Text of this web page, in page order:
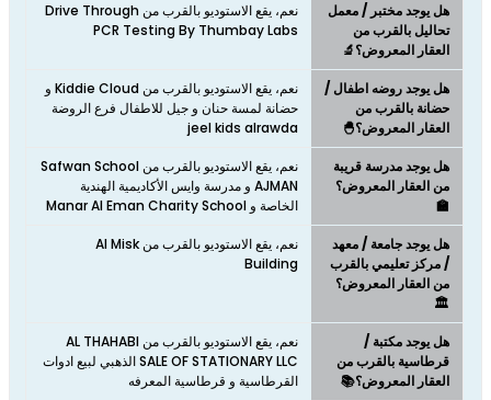
هل يوجد مختبر / معمل
تحاليل بالقرب من
العقار المعروض؟🔬
نعم، يقع الاستوديو بالقرب من Drive Through
PCR Testing By Thumbay Labs
هل يوجد روضه اطفال /
حضانة بالقرب من
العقار المعروض؟🐣
نعم، يقع الاستوديو بالقرب من Kiddie Cloud و
حضانة لمسة حنان و جيل للاطفال فرع الروضة
jeel kids alrawda
هل يوجد مدرسة قريبة
من العقار المعروض؟
🏫
نعم، يقع الاستوديو بالقرب من Safwan School
AJMAN و مدرسة وايس الأكاديمية الهندية
الخاصة و Manar Al Eman Charity School
هل يوجد جامعة / معهد
/ مركز تعليمي بالقرب
من العقار المعروض؟
🏛️
نعم، يقع الاستوديو بالقرب من Al Misk
Building
هل يوجد مكتبة /
قرطاسية بالقرب من
العقار المعروض؟📚
نعم، يقع الاستوديو بالقرب من AL THAHABI
SALE OF STATIONARY LLC الذهبي لبيع ادوات
القرطاسية و قرطاسية المعرفه